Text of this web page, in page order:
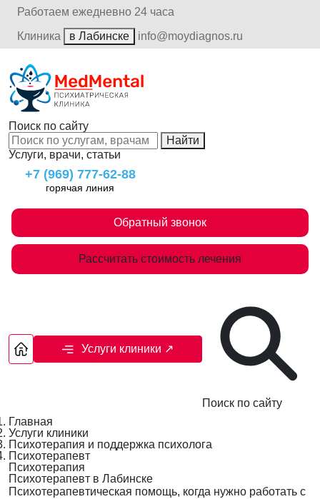
Работаем ежедневно 24 часа
Клиника
в Лабинске info@moydiagnos.ru
Поиск по сайту
Найти
Услуги, врачи, статьи
+7 (969) 777-62-88
горячая линия
Обратный звонок
Рассчитать стоимость лечения
Услуги клиники ↗
Поиск по сайту
Главная
Услуги клиники
Психотерапия и поддержка психолога
Психотерапевт
Психотерапия
Психотерапевт в Лабинске
Психотерапевтическая помощь, когда нужно работать с